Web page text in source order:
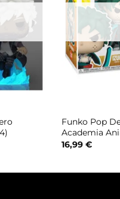
Funko Pop
Academia
16,99 €